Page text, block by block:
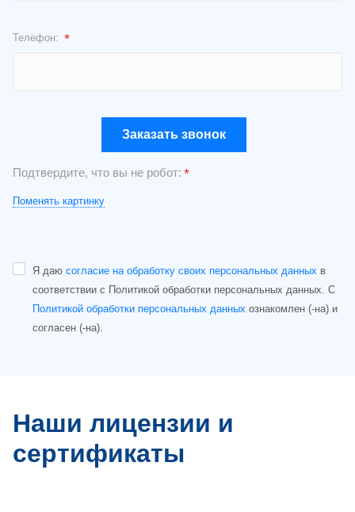
Телефон: *
Заказать звонок
Подтвердите, что вы не робот: *
Поменять картинку
Я даю согласие на обработку своих персональных данных в
соответствии с Политикой обработки персональных данных. С
Политикой обработки персональных данных ознакомлен (-на) и
согласен (-на).
Наши лицензии и
сертификаты